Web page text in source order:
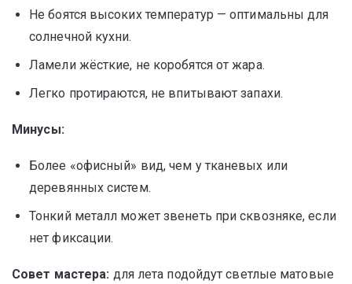
Не боятся высоких температур — оптимальны для
солнечной кухни.
Ламели жёсткие, не коробятся от жара.
Легко протираются, не впитывают запахи.
Минусы:
Более «офисный» вид, чем у тканевых или
деревянных систем.
Тонкий металл может звенеть при сквозняке, если
нет фиксации.
Совет мастера: для лета подойдут светлые матовые